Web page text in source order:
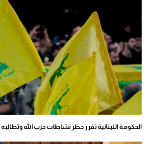
الحكومة اللبنانية تقرر حظر نشاطات حزب الله